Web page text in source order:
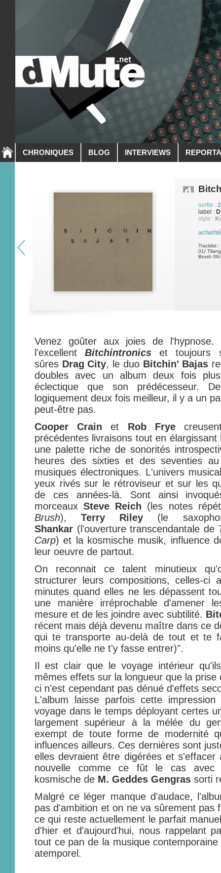
CHRONIQUES BLOG INTERVIEWS
sortie :
label :
style :
achat/
Tracklist :
01/
Brush
Venez goûter aux joies de l'hypnose.
l'excellentBitchintronics
et toujours
sûres Drag City, le duo Bitchin' Bajas
doubles avec un album deux fois
éclectique que son prédécesseur.
logiquement deux fois meilleur, il y a un
peut-être pas.
Cooper Crain et Rob Frye
précédentes livraisons tout en
une palette riche de sonorités
heures des sixties et des seventies
musiques électroniques. L'univers
yeux rivés sur le rétroviseur et sur les
de ces années-là. Sont ainsi
morceauxSteve Reich (les notes
Brush),Terry Riley (le
Shankar (l'ouverture transcendantale de
Carp) et la kosmische musik, influence
leur oeuvre de partout.
On reconnait ce talent minutieux
structurer leurs compositions, celles-ci
minutes quand elles ne les dépassent
une manière irréprochable d'amener
mesure et de les joindre avec subtilité.
récent mais déjà devenu maître dans ce
qui te transporte au-delà de tout et te
moins qu'elle ne t'y fasse entrer)".
Il est clair que le voyage intérieur
mêmes effets sur la longueur que la prise
ci n'est cependant pas dénué d'effets
L'album laisse parfois cette
voyage dans le temps déployant certes
largement supérieur à la mélée du
exempt de toute forme de modernité
influences ailleurs. Ces dernières sont
elles devraient être digérées et s'effacer
nouvelle comme ce fût le cas avec
kosmische de M. Geddes Gengras sorti
Malgré ce léger manque d'audace,
pas d'ambition et on ne va sûrement pas
ce qui reste actuellement le parfait
d'hier et d'aujourd'hui, nous rappelant
tout ce pan de la musique
atemporel.